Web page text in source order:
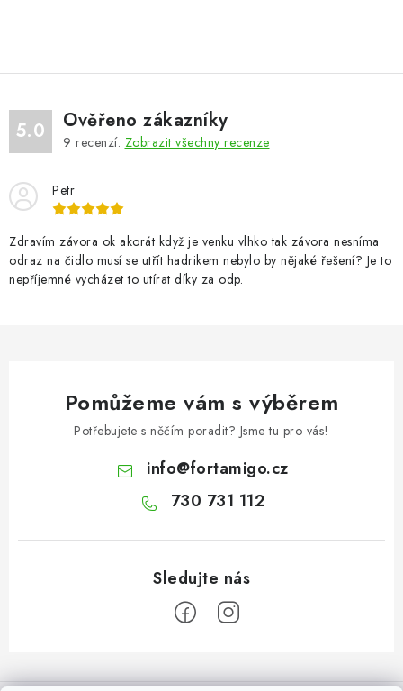
NEREZ, INOX
ARCHIV
OTOČNÉ ŽALUZIE
Kontakt Technická podpora
5.0 Ověřeno zákazníky
9 recenzí. Zobrazit všechny recenze
Petr
Zdravím závora ok akorát když je venku vlhko tak závora nesníma
odraz na čidlo musí se utřít hadrikem nebylo by nějaké řešení? Je to
nepříjemné vycházet to utírat díky za odp.
Pomůžeme vám s výběrem
Potřebujete s něčím poradit? Jsme tu pro vás!
info@fortamigo.cz
730 731 112